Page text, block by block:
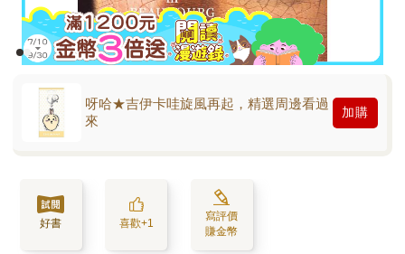
呀哈★吉伊卡哇旋風再起，精選周邊看過
來
加購
好書 喜歡+1
寫評價
賺金幣